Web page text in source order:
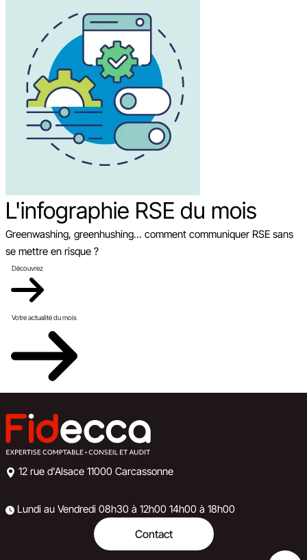
L'infographie RSE du mois
Greenwashing, greenhushing… comment communiquer RSE sans
se mettre en risque ?
Découvrez
Votre actualité du mois
12 rue d'Alsace 11000 Carcassonne
Lundi au Vendredi 08h30 à 12h00 14h00 à 18h00
Contact